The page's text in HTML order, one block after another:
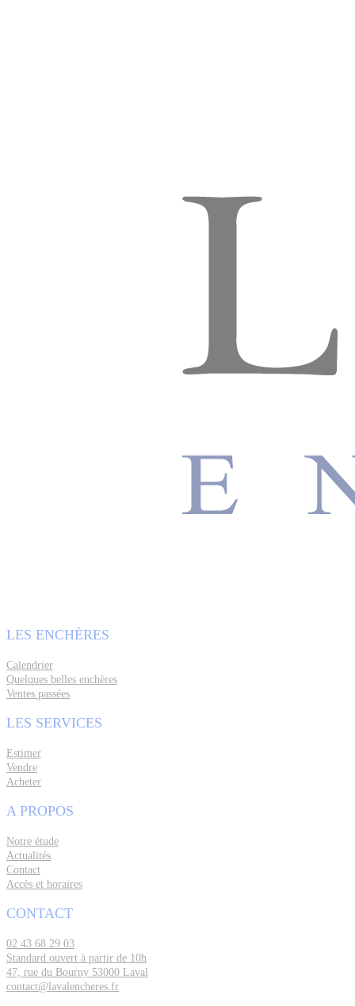
LES ENCHÈRES
Calendrier
Quelques belles enchères
Ventes passées
LES SERVICES
Estimer
Vendre
Acheter
A PROPOS
Notre étude
Actualités
Contact
Accès et horaires
CONTACT
02 43 68 29 03
Standard ouvert à partir de 10h
47, rue du Bourny 53000 Laval
contact@lavalencheres.fr